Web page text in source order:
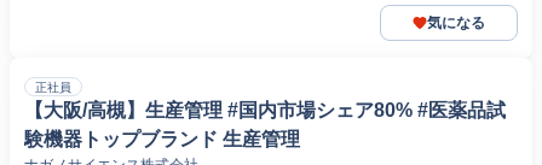
気になる
正社員
【大阪/高槻】生産管理 #国内市場シェア80% #医薬品試
験機器トップブランド 生産管理